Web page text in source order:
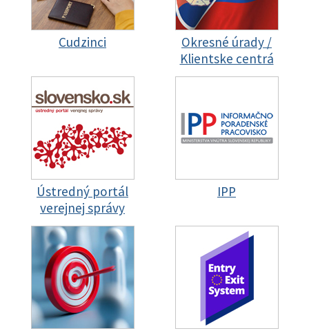
Cudzinci
Okresné úrady /
Klientske centrá
Ústredný portál
verejnej správy
IPP